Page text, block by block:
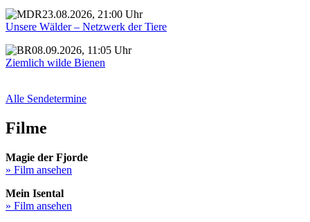
23.08.2026, 21:00 Uhr
Unsere Wälder – Netzwerk der Tiere
08.09.2026, 11:05 Uhr
Ziemlich wilde Bienen
Alle Sendetermine
Filme
Magie der Fjorde
» Film ansehen
Mein Isental
» Film ansehen